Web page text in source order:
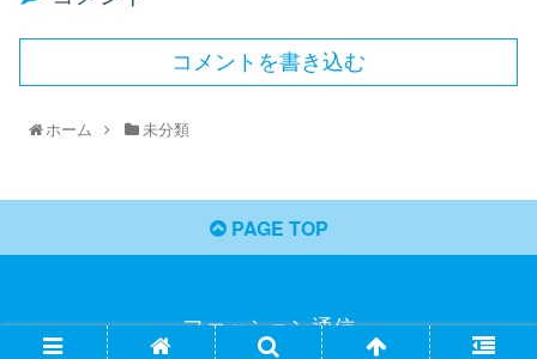
コメントを書き込む
ホーム 未分類
PAGE TOP
ファッション通信